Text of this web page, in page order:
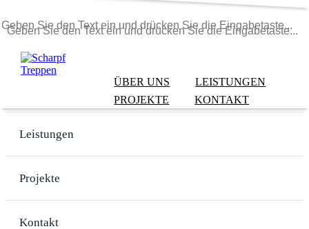
ÜBER UNS
LEISTUNGEN
PROJEKTE
KONTAKT
Leistungen
Projekte
Kontakt